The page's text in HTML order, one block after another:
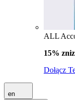
ALL
15%
Dołącz
en